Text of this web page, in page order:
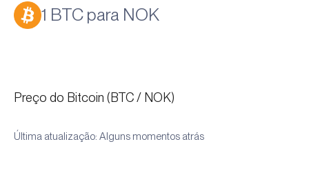
1 BTC para NOK
Preço do Bitcoin (BTC / NOK)
Última atualização: Alguns momentos atrás